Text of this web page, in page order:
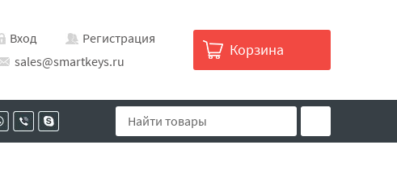
Вход
Регистрация
sales@smartkeys.ru
Корзина